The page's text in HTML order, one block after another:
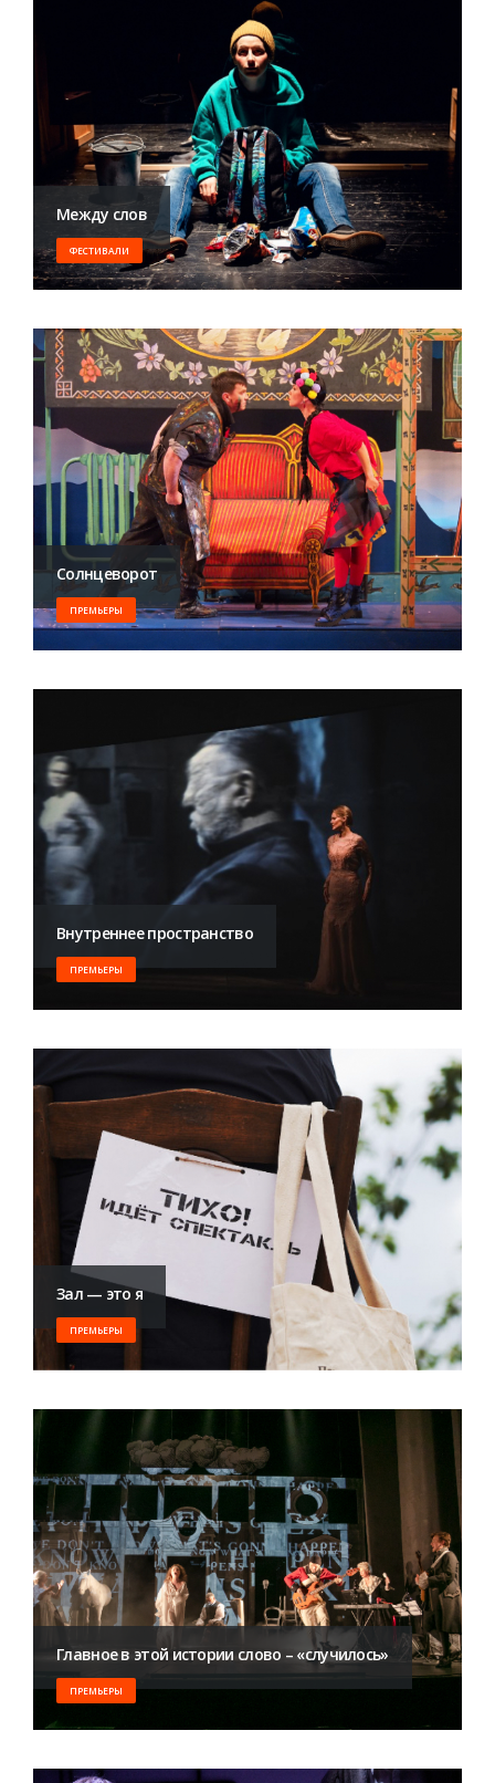
Между слов
ФЕСТИВАЛИ
Солнцеворот
ПРЕМЬЕРЫ
Внутреннее пространство
ПРЕМЬЕРЫ
Зал — это я
ПРЕМЬЕРЫ
Главное в этой истории слово – «случилось»
ПРЕМЬЕРЫ